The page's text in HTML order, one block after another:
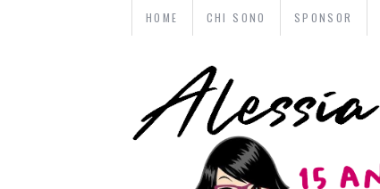
HOME CHI SONO SPONSOR